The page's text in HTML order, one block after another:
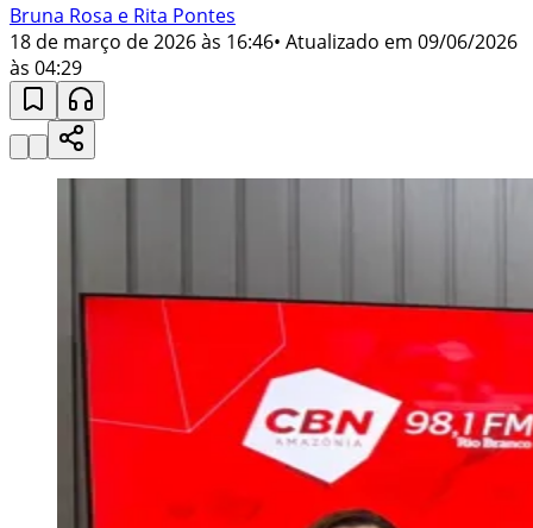
Bruna Rosa e Rita Pontes
18 de março de 2026 às 16:46• Atualizado em 09/06/2026
às 04:29